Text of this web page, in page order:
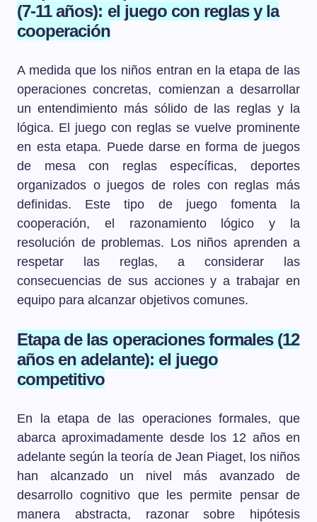
(7-11 años): el juego con reglas y la
cooperación
A medida que los niños entran en la etapa de las
operaciones concretas, comienzan a desarrollar
un entendimiento más sólido de las reglas y la
lógica. El juego con reglas se vuelve prominente
en esta etapa. Puede darse en forma de juegos
de mesa con reglas específicas, deportes
organizados o juegos de roles con reglas más
definidas. Este tipo de juego fomenta la
cooperación, el razonamiento lógico y la
resolución de problemas. Los niños aprenden a
respetar las reglas, a considerar las
consecuencias de sus acciones y a trabajar en
equipo para alcanzar objetivos comunes.
Etapa de las operaciones formales (12
años en adelante): el juego
competitivo
En la etapa de las operaciones formales, que
abarca aproximadamente desde los 12 años en
adelante según la teoría de Jean Piaget, los niños
han alcanzado un nivel más avanzado de
desarrollo cognitivo que les permite pensar de
manera abstracta, razonar sobre hipótesis